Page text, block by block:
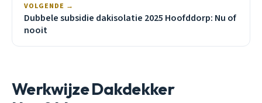
VOLGENDE →
Dubbele subsidie dakisolatie 2025 Hoofddorp: Nu of
nooit
Werkwijze Dakdekker